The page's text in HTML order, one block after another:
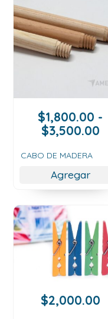
$1,800.00 -
$3,500.00
CABO DE MADERA
Agregar
$2,000.00